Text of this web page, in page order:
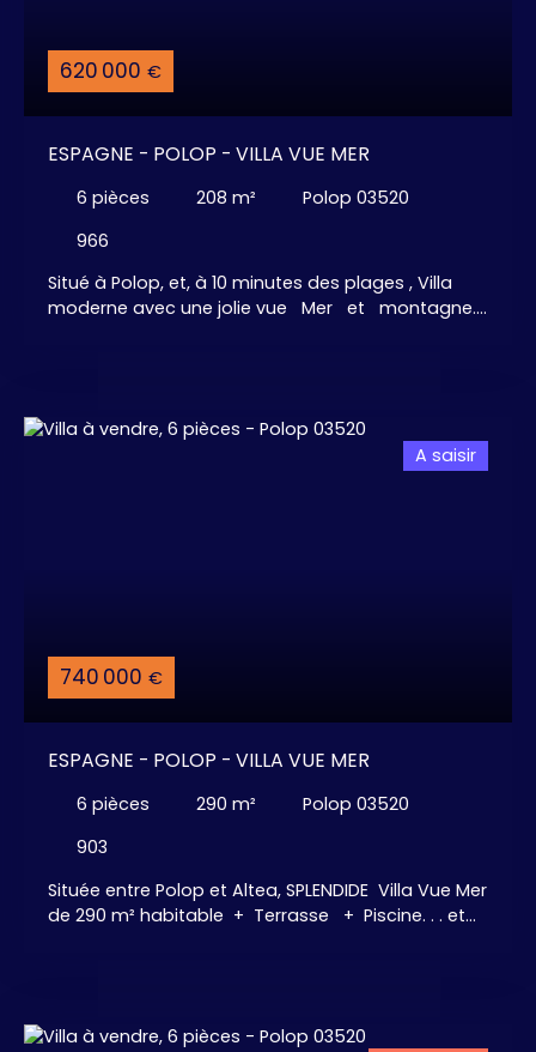
620 000 €
ESPAGNE - POLOP - VILLA VUE MER
6 pièces 208 m²
Polop 03520
966
Situé à Polop, et, à 10 minutes des plages , Villa
moderne avec une jolie vue Mer et montagne.
Piscine privative. A seulement 35 minutes de
740 000 €
A saisir
ESPAGNE - POLOP - VILLA VUE MER
6 pièces 290 m²
Polop 03520
903
Située entre Polop et Altea, SPLENDIDE Villa Vue Mer
de 290 m² habitable + Terrasse + Piscine. . . et
gamme de possibilités pour être personnalisée